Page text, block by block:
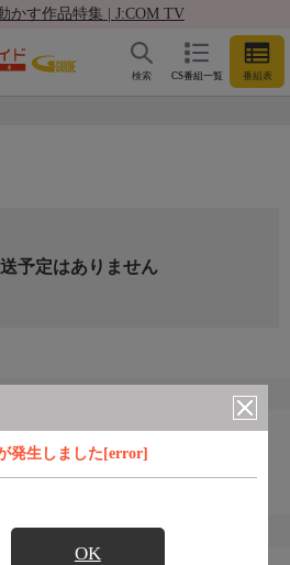
かす作品特集 | J:COM TV
CS番組一覧 番組表
検索
発生しました[error]
OK
予定はありません
番組